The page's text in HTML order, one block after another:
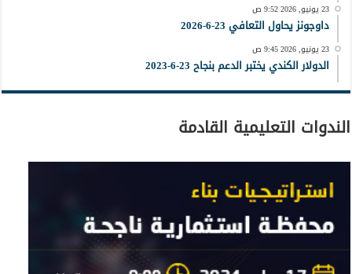
23 يونيو, 2026 9:52 ص
داوجونز يحاول التعافي 23-6-2026
23 يونيو, 2026 9:45 ص
الدولار الكندي يختبر الدعم بنجاح 23-6-2023
الندوات التعليمية القادمة